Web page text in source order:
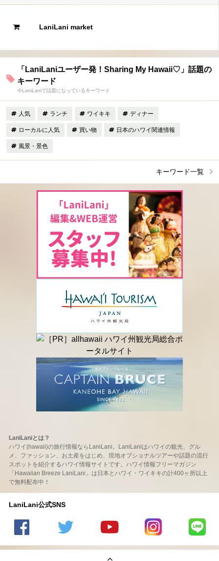
LaniLani market
「LaniLaniユーザー発！Sharing My Hawaii♡」話題の
キーワード
今LaniLaniで話題になっているキーワード
人気 ランチ ワイキキ ディナー
ローカルに人気 買い物 日本のハワイ関連情報
風景・景色
キーワード一覧
LaniLaniとは？
ハワイ(hawaii)の旅行情報ならLaniLani。LaniLaniはハワイの観光、グル
メ、ファッション、お土産をはじめ、現地オプショナルツアーや話題の流行
スポットを紹介するハワイ情報サイトです。ハワイ情報フリーマガジン
「Hawaiian Breeze LaniLani」は日本とハワイ・ワイキキの計400ヶ所以上
で無料配布中！
LaniLani公式SNS
の
のtwitter
の
LaniLani
LaniLani